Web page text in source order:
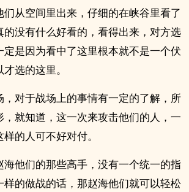
们从空间里出来，仔细的在峡谷里看了
的没有什么好看的，看得出来，对方选
是因为看中了这里根本就不是一个伏
选的这里。
，对于战场上的事情有一定的了解，所
，就知道，这一次来攻击他们的人，一
的人可不好对付。
海他们的那些高手，没有一个统一的指
样的做战的话，那赵海他们就可以轻松